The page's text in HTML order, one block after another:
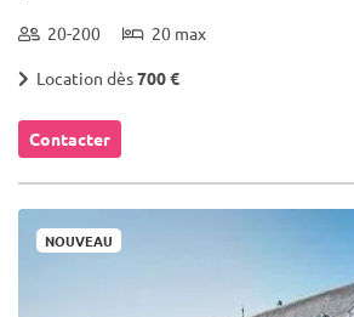
20-200 20 max
Location dès700 €
Contacter
NOUVEAU